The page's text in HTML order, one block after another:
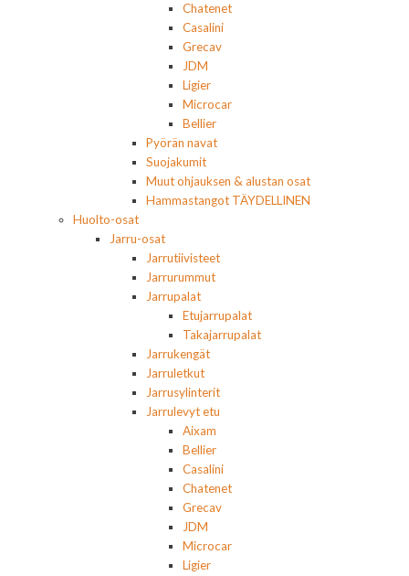
Chatenet
Casalini
Grecav
JDM
Ligier
Microcar
Bellier
Pyörän navat
Suojakumit
Muut ohjauksen & alustan osat
Hammastangot TÄYDELLINEN
Huolto-osat
Jarru-osat
Jarrutiivisteet
Jarrurummut
Jarrupalat
Etujarrupalat
Takajarrupalat
Jarrukengät
Jarruletkut
Jarrusylinterit
Jarrulevyt etu
Aixam
Bellier
Casalini
Chatenet
Grecav
JDM
Microcar
Ligier